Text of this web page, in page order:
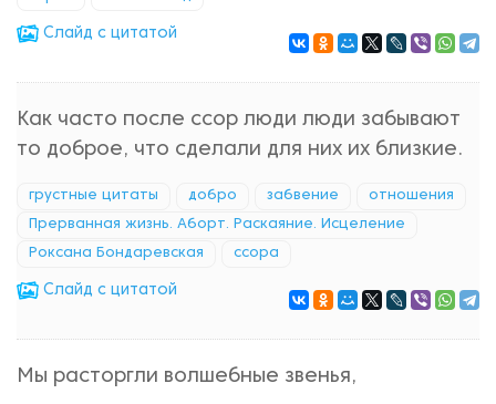
Cлайд с цитатой
Как часто после ссор люди люди забывают
то доброе, что сделали для них их близкие.
грустные цитаты добро забвение отношения
Прерванная жизнь. Аборт. Раскаяние. Исцеление
Роксана Бондаревская ссора
Cлайд с цитатой
Мы расторгли волшебные звенья,